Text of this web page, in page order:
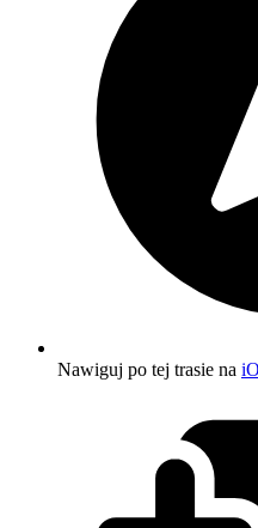
Nawiguj po tej trasie na